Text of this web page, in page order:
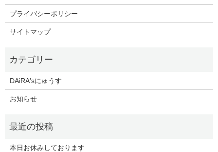
プライバシーポリシー
サイトマップ
DAiRA'sにゅうす
お知らせ
本日お休みしております